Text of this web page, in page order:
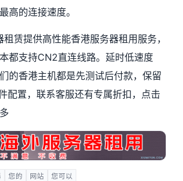
高的连接速度。
赁提供高性能香港服务器租用服务，
都支持CN2直连线路。延时低速度
的香港主机都是先测试后付款，保留
配置，联系客服还有专属折扣，点击
您的 网站 您可以